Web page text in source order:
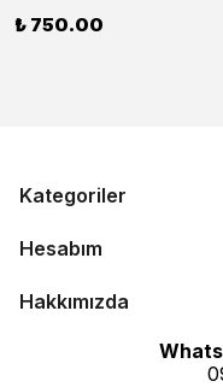
₺ 750.00
Kategoriler
Hesabım
Hakkımızda